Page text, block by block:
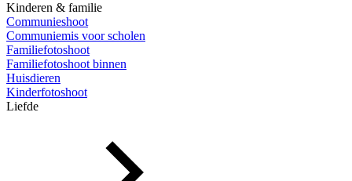
Kinderen & familie
Communieshoot
Communiemis voor scholen
Familiefotoshoot
Familiefotoshoot binnen
Huisdieren
Kinderfotoshoot
Liefde